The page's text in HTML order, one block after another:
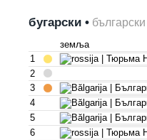
бугарски • български
земља
1
2
3
4
5
6